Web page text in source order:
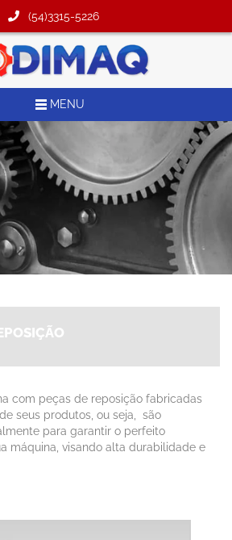
(54)3315-5226
MENU
com peças de reposição fabricadas
seus produtos, ou seja, são
para garantir o perfeito
máquina, visando alta durabilidade e